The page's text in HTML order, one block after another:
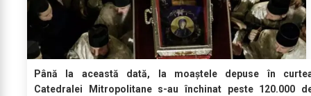
Până la această dată, la moaștele depuse în
Catedralei Mitropolitane s-au închinat peste 120.000